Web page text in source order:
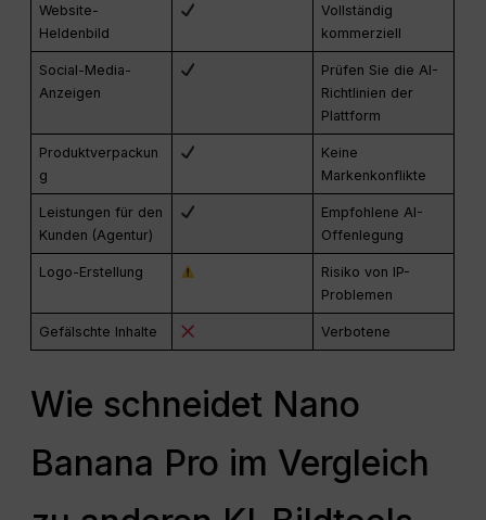
Website-
Heldenbild
Vollständig
kommerziell
Social-Media-
Anzeigen
Prüfen Sie die AI-
Richtlinien der
Plattform
Produktverpackun
g
Keine
Markenkonflikte
Leistungen für den
Kunden (Agentur)
Empfohlene AI-
Offenlegung
Logo-Erstellung
Risiko von IP-
Problemen
Gefälschte Inhalte Verbotene
Wie schneidet Nano
Banana Pro im Vergleich